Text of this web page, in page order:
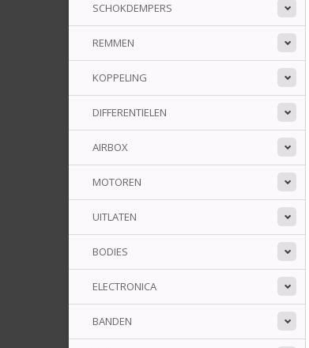
SCHOKDEMPERS
REMMEN
KOPPELING
DIFFERENTIELEN
AIRBOX
MOTOREN
UITLATEN
BODIES
ELECTRONICA
BANDEN